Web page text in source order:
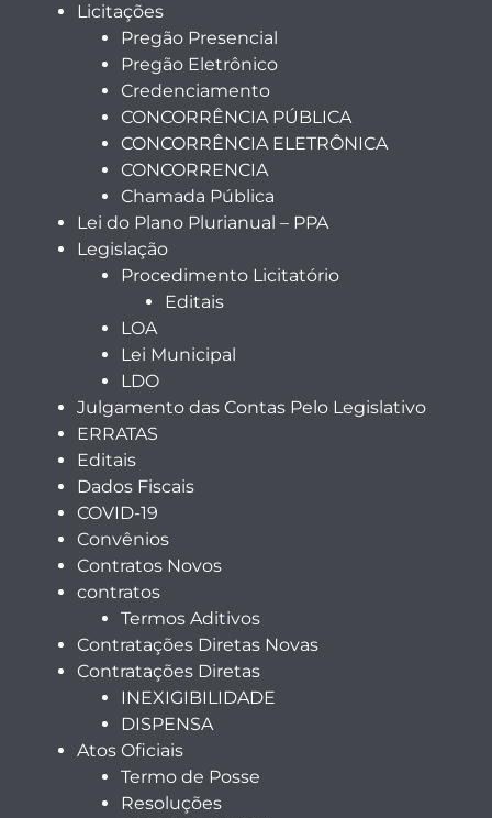
Licitações
Pregão Presencial
Pregão Eletrônico
Credenciamento
CONCORRÊNCIA PÚBLICA
CONCORRÊNCIA ELETRÔNICA
CONCORRENCIA
Chamada Pública
Lei do Plano Plurianual – PPA
Legislação
Procedimento Licitatório
Editais
LOA
Lei Municipal
LDO
Julgamento das Contas Pelo Legislativo
ERRATAS
Editais
Dados Fiscais
COVID-19
Convênios
Contratos Novos
contratos
Termos Aditivos
Contratações Diretas Novas
Contratações Diretas
INEXIGIBILIDADE
DISPENSA
Atos Oficiais
Termo de Posse
Resoluções